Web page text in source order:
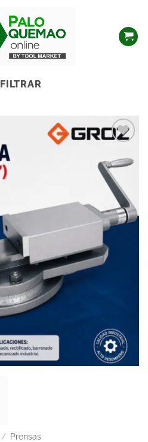
FILTRAR
a la
lista
de
deseos
/ Prensas